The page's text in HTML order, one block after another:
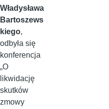
Władysława
Bartoszews
kiego,
odbyła się
konferencja
„O
likwidację
skutków
zmowy